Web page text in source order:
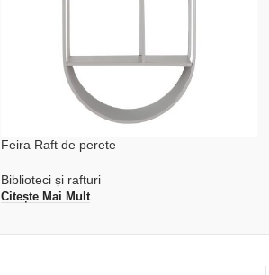
Feira Raft de perete
Biblioteci și rafturi
Citește Mai Mult